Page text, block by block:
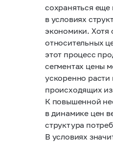
сохраняться еще
в условиях
экономики. Хотя
относительных
этот процесс
сегментах цены
ускоренно
происходящих
К повышенной
в динамике цен
структура
В условиях